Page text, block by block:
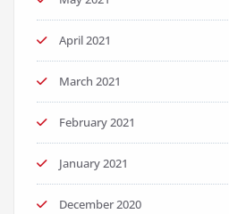
April 2021
March 2021
February 2021
January 2021
December 2020